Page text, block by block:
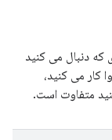
که دنبال می کنید
کار می کنید،